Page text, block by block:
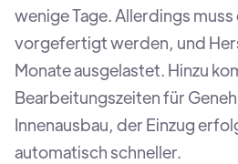
wenige Tage. Allerdings muss
vorgefertigt werden, und
Monate ausgelastet. Hinzu
Bearbeitungszeiten für
Innenausbau, der Einzug
automatisch schneller.